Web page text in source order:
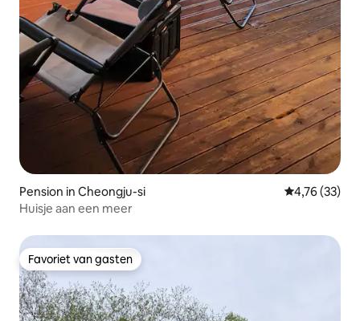
Pension in Cheongju-si Gemiddelde
4,76 (33)
Huisje aan een meer
Favoriet van gasten
Favoriet van gasten